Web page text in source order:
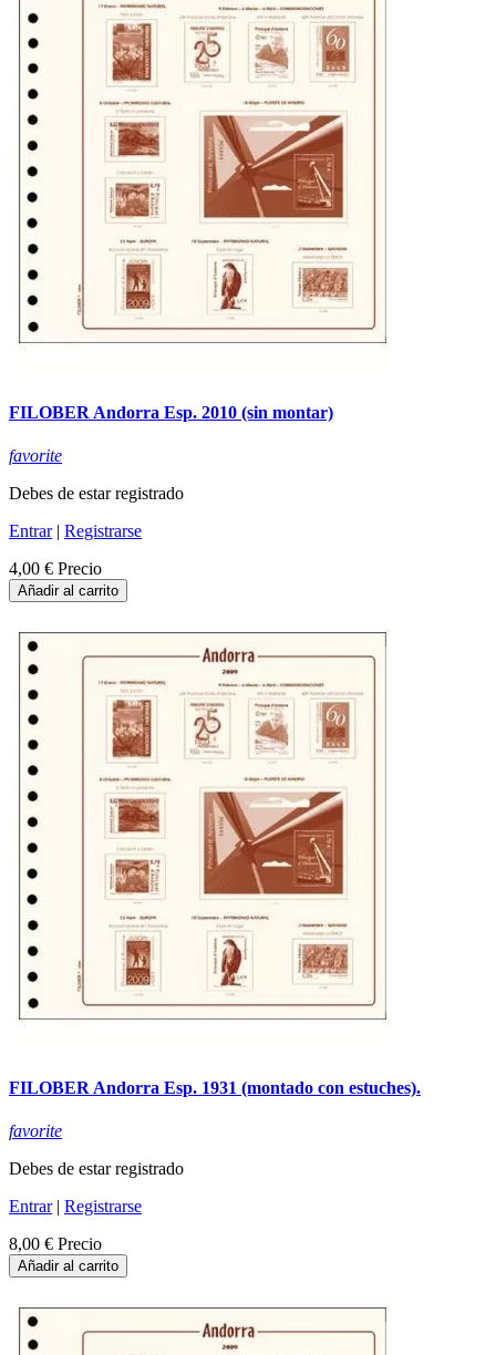
FILOBER Andorra Esp. 2010 (sin montar)
favorite
Debes de estar registrado
Entrar| Registrarse
4,00 € Precio
Añadir al carrito
FILOBER Andorra Esp. 1931 (montado con estuches).
favorite
Debes de estar registrado
Entrar| Registrarse
8,00 € Precio
Añadir al carrito